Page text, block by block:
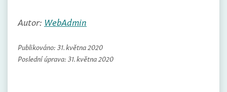
Autor: WebAdmin
Publikováno: 31. května 2020
Poslední úprava: 31. května 2020